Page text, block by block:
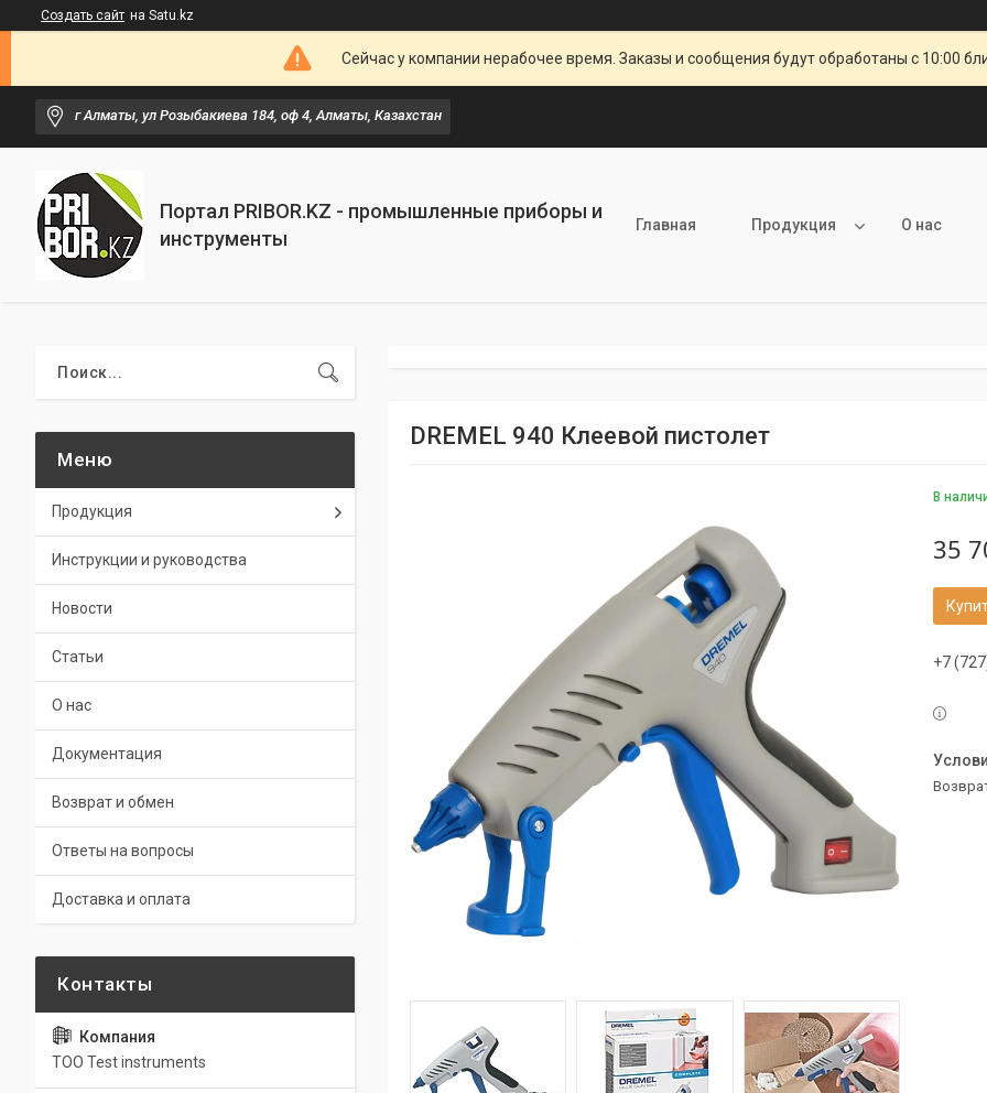
Создать сайт на Satu.kz
Сейчас у компании нерабочее время. Заказы и сообщения будут обработаны с 10:00
г Алматы, ул Розыбакиева 184, оф 4, Алматы, Казахстан
Портал PRIBOR.KZ - промышленные приборы и
инструменты
Главная Продукция О нас
DREMEL 940 Клеевой пистолет
В
35
+7
Продукция
Инструкции и руководства
Новости
Статьи
О нас
Документация
Возврат и обмен
Ответы на вопросы
Доставка и оплата
ТОО Test instruments